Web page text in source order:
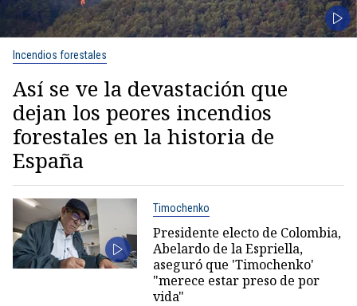
Incendios forestales
Así se ve la devastación que
dejan los peores incendios
forestales en la historia de
España
Timochenko
Presidente electo de Colombia,
Abelardo de la Espriella,
aseguró que 'Timochenko'
"merece estar preso de por
vida"